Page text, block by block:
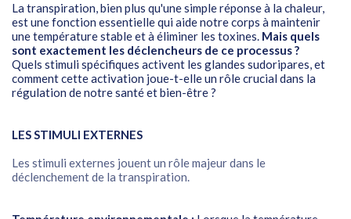
La transpiration, bien plus qu'une simple réponse à la chaleur,
est une fonction essentielle qui aide notre corps à maintenir
une température stable et à éliminer les toxines. Mais quels
sont exactement les déclencheurs de ce processus ?
Quels stimuli spécifiques activent les glandes sudoripares, et
comment cette activation joue-t-elle un rôle crucial dans la
régulation de notre santé et bien-être ?
LES STIMULI EXTERNES
Les stimuli externes jouent un rôle majeur dans le
déclenchement de la transpiration.